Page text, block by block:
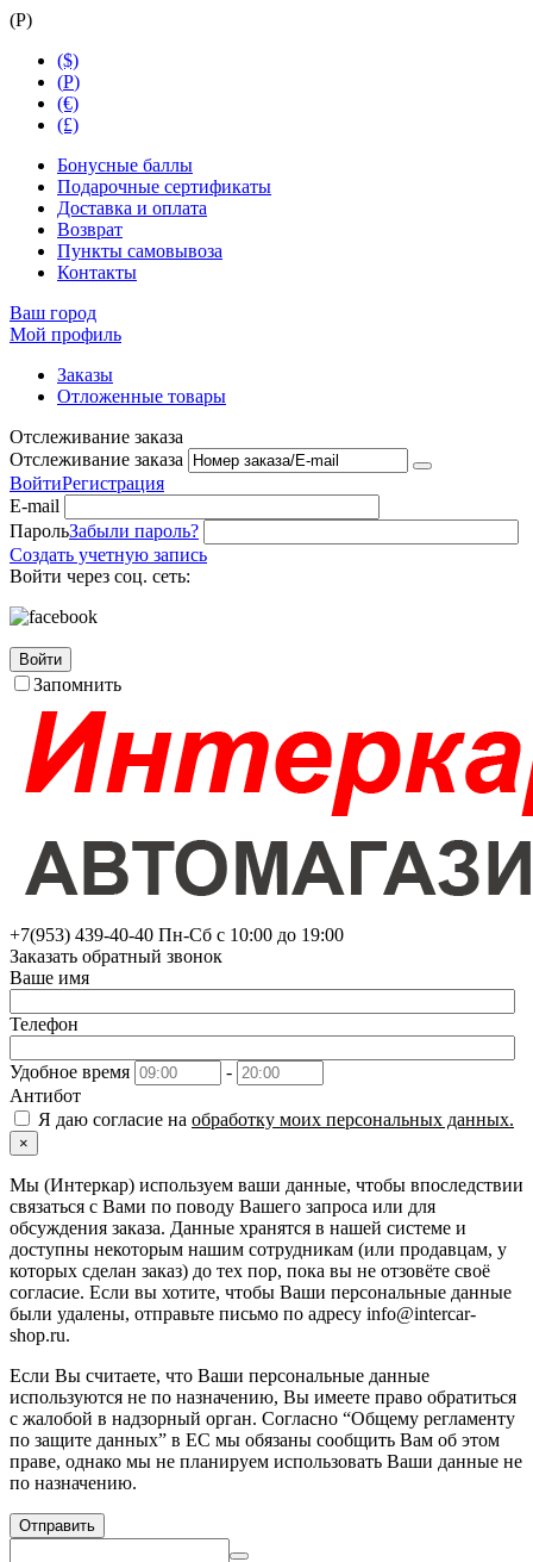
(Р)
($)
(Р)
(€)
(£)
Бонусные баллы
Подарочные сертификаты
Доставка и оплата
Возврат
Пункты самовывоза
Контакты
Ваш город
Мой профиль
Заказы
Отложенные товары
Отслеживание заказа
Отслеживание заказа
ВойтиРегистрация
E-mail
ПарольЗабыли пароль?
Создать учетную запись
Войти через соц. сеть:
Войти
Запомнить
+7(953) 439-40-40 Пн-Сб с 10:00 до 19:00
Заказать обратный звонок
Ваше имя
Телефон
Удобное время
-
Антибот
Я даю согласие на обработку моих персональных данных.
×
Мы (Интеркар) используем ваши данные, чтобы впоследствии
связаться с Вами по поводу Вашего запроса или для
обсуждения заказа. Данные хранятся в нашей системе и
доступны некоторым нашим сотрудникам (или продавцам, у
которых сделан заказ) до тех пор, пока вы не отзовёте своё
согласие. Если вы хотите, чтобы Ваши персональные данные
были удалены, отправьте письмо по адресу info@intercar-
shop.ru.
Если Вы считаете, что Ваши персональные данные
используются не по назначению, Вы имеете право обратиться
с жалобой в надзорный орган. Согласно “Общему регламенту
по защите данных” в ЕС мы обязаны сообщить Вам об этом
праве, однако мы не планируем использовать Ваши данные не
по назначению.
Отправить